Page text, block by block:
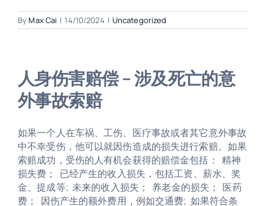
ByMax Cai | 14/10/2024 | Uncategorized
人身伤害赔偿 – 涉及死亡的意
外事故索赔
如果一个人在车祸、工伤、医疗事故或者其它意外事故
中不幸受伤，他可以就因伤造成的损失进行索赔。如果
索赔成功，受伤的人有机会获得的赔偿金包括： 精神
损失费； 已经产生的收入损失，包括工资、薪水、奖
金、提成等; 未来的收入损失； 养老金的损失； 医药
费； 因伤产生的额外费用，例如交通费; 如果符合条